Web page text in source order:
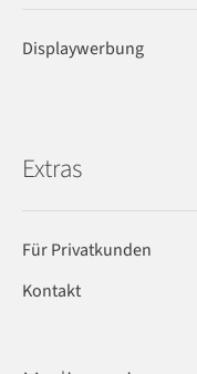
Displaywerbung
Extras
Für Privatkunden
Kontakt